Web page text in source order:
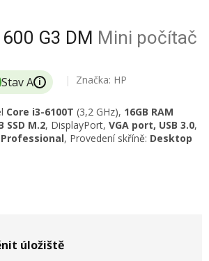
G3 DM Mini počítač
i Značka: HP
Core i3-6100T (3,2 GHz), 16GB RAM
SSD M.2, DisplayPort, VGA port, USB 3.0,
, Provedení skříně: Desktop
úložiště